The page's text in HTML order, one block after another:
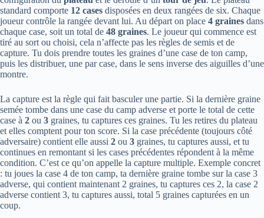
standard comporte 12 cases disposées en deux rangées de six. Chaque
joueur contrôle la rangée devant lui. Au départ on place 4 graines dans
chaque case, soit un total de 48 graines. Le joueur qui commence est
tiré au sort ou choisi, cela n’affecte pas les règles de semis et de
capture. Tu dois prendre toutes les graines d’une case de ton camp,
puis les distribuer, une par case, dans le sens inverse des aiguilles d’une
montre.
La capture est la règle qui fait basculer une partie. Si la dernière graine
semée tombe dans une case du camp adverse et porte le total de cette
case à 2 ou 3 graines, tu captures ces graines. Tu les retires du plateau
et elles comptent pour ton score. Si la case précédente (toujours côté
adversaire) contient elle aussi 2 ou 3 graines, tu captures aussi, et tu
continues en remontant si les cases précédentes répondent à la même
condition. C’est ce qu’on appelle la capture multiple. Exemple concret
: tu joues la case 4 de ton camp, ta dernière graine tombe sur la case 3
adverse, qui contient maintenant 2 graines, tu captures ces 2, la case 2
adverse contient 3, tu captures aussi, total 5 graines capturées en un
coup.